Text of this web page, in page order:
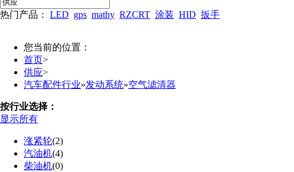
热门产品： LED gps mathy RZCRT 涂装 HID 扳手
您当前的位置：
首页>
供应>
汽车配件行业»发动系统»空气滤清器
按行业选择：
显示所有
涨紧轮(2)
汽油机(4)
柴油机(0)